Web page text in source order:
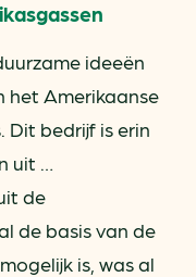
ideeën
het Amerikaanse
Dit bedrijf is erin
uit …
de
de basis van de
is, was al